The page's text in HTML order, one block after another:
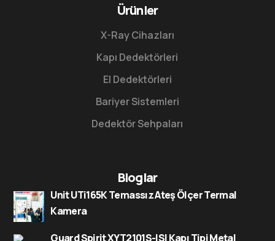
Ürünler
X-Ray Cihazları
Kapı Dedektörleri
El Dedektörleri
Bariyer Sistemleri
Dedektör Sehpaları
Bloglar
Unit UTi165K Temassız Ateş Ölçer Termal
Kamera
Guard Spirit XYT2101S-ISI Kapı Tipi Metal